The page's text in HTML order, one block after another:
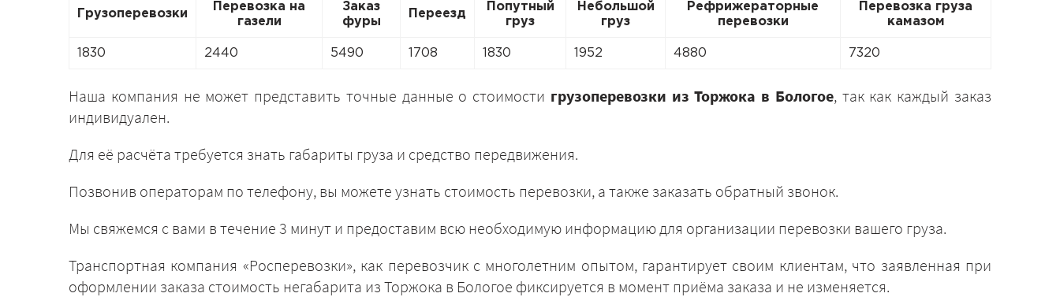
Грузоперевозки
Перевозка на
газели
Заказ
фуры
Переезд
Попутный
груз
Небольшой
груз
Рефрижераторные
перевозки
Перевозка груза
камазом
1830 2440 5490 1708 1830 1952 4880 7320
Наша компания не может представить точные данные о стоимости грузоперевозки из Торжока в Бологое, так как каждый заказ
индивидуален.
Для её расчёта требуется знать габариты груза и средство передвижения.
Позвонив операторам по телефону, вы можете узнать стоимость перевозки, а также заказать обратный звонок.
Мы свяжемся с вами в течение 3 минут и предоставим всю необходимую информацию для организации перевозки вашего груза.
Транспортная компания «Росперевозки», как перевозчик с многолетним опытом, гарантирует своим клиентам, что заявленная при
оформлении заказа стоимость негабарита из Торжока в Бологое фиксируется в момент приёма заказа и не изменяется.
ЗАКАЗАТЬ